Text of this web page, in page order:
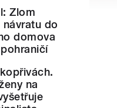
Zlom
do
domova
na